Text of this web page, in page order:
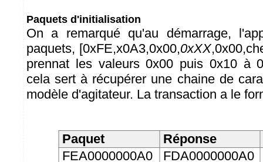
Paquets d'initialisation
On a remarqué qu'au démarrage,
paquets, [0xFE,x0A3,0x00,0xXX
prennat les valeurs 0x00 puis 0x10 à
cela sert à récupérer une chaine de
modèle d'agitateur. La transaction a le
Paquet
Réponse
FEA0000000A0
FDA0000000A0